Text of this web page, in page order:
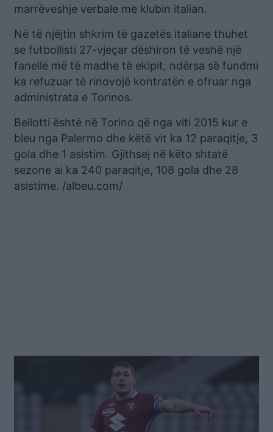
marrëveshje verbale me klubin italian.
Në të njëjtin shkrim të gazetës italiane thuhet
se futbollisti 27-vjeçar dëshiron të veshë një
fanellë më të madhe të ekipit, ndërsa së fundmi
ka refuzuar të rinovojë kontratën e ofruar nga
administrata e Torinos.
Bellotti është në Torino që nga viti 2015 kur e
bleu nga Palermo dhe këtë vit ka 12 paraqitje, 3
gola dhe 1 asistim. Gjithsej në këto shtatë
sezone ai ka 240 paraqitje, 108 gola dhe 28
asistime. /albeu.com/